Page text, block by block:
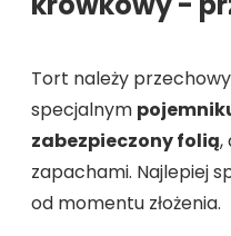
Tort należy
specjalnym
zabezpieczony folią,
zapachami. Najlepiej
od momentu złożenia.